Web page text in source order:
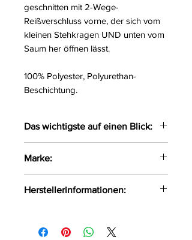
geschnitten mit 2-Wege-
Reißverschluss vorne, der sich vom
kleinen Stehkragen UND unten vom
Saum her öffnen lässt.
100% Polyester, Polyurethan-
Beschichtung.
Das wichtigste auf einen Blick:
aus Lack
2-Wege-Reißverschluss vorne
Enge, taillierte Schnittführung
Marke:
Herstellerinformationen:
DE-24933 Flensburg